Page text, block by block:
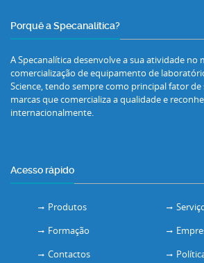
Porquê a Specanalítica?
A Specanalítica desenvolve a sua atividade no
comercialização de equipamento de
Science, tendo sempre como principal fator de
marcas que comercializa a qualidade e
internacionalmente.
Acesso rápido
Produtos
Formação
Contactos